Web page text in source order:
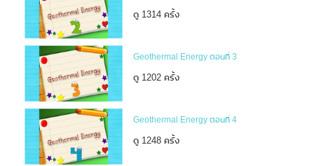
ดู 1314 ครั้ง
Geothermal Energy ตอนที่ 3
ดู 1202 ครั้ง
Geothermal Energy ตอนที่ 4
ดู 1248 ครั้ง